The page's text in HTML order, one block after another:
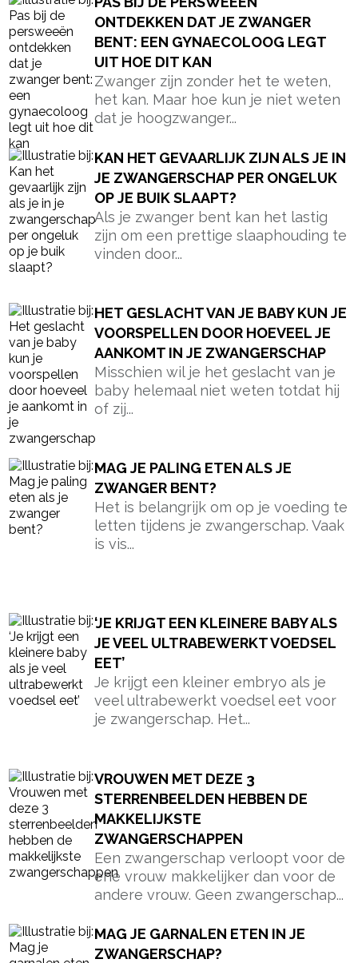
ONTDEKKEN DAT JE ZWANGER
BENT: EEN GYNAECOLOOG LEGT
UIT HOE DIT KAN
Zwanger zijn zonder het te weten,
het kan. Maar hoe kun je niet weten
dat je hoogzwanger...
KAN HET GEVAARLIJK ZIJN ALS JE IN
JE ZWANGERSCHAP PER ONGELUK
OP JE BUIK SLAAPT?
Als je zwanger bent kan het lastig
zijn om een prettige slaaphouding te
vinden door...
HET GESLACHT VAN JE BABY KUN JE
VOORSPELLEN DOOR HOEVEEL JE
AANKOMT IN JE ZWANGERSCHAP
Misschien wil je het geslacht van je
baby helemaal niet weten totdat hij
of zij...
MAG JE PALING ETEN ALS JE
ZWANGER BENT?
Het is belangrijk om op je voeding te
letten tijdens je zwangerschap. Vaak
is vis...
‘JE KRIJGT EEN KLEINERE BABY ALS
JE VEEL ULTRABEWERKT VOEDSEL
EET’
Je krijgt een kleiner embryo als je
veel ultrabewerkt voedsel eet voor
je zwangerschap. Het...
VROUWEN MET DEZE 3
STERRENBEELDEN HEBBEN DE
MAKKELIJKSTE
ZWANGERSCHAPPEN
Een zwangerschap verloopt voor de
ene vrouw makkelijker dan voor de
andere vrouw. Geen zwangerschap...
MAG JE GARNALEN ETEN IN JE
ZWANGERSCHAP?